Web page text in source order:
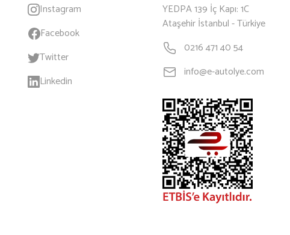
Instagram
Facebook
Twitter
Linkedin
YEDPA 139 İç Kapı: 1C
Ataşehir İstanbul - Türkiye
0216 471 40 54
info@e-autolye.com